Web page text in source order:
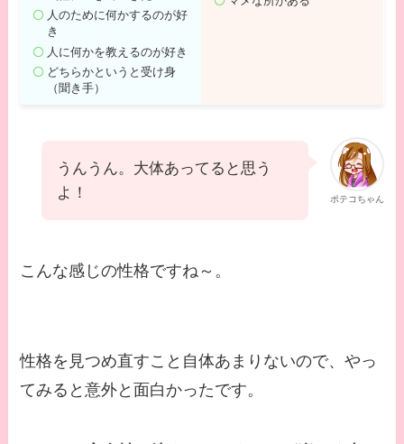
人のために何かするのが好
き
人に何かを教えるのが好き
どちらかというと受け身
（聞き手）
ポテコちゃん
うんうん。大体あってると思う
よ！
こんな感じの性格ですね～。
性格を見つめ直すこと自体あまりないので、やっ
てみると意外と面白かったです。